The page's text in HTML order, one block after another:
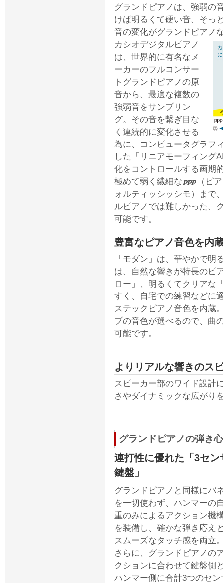
グランドピアノは、強弱の
けば明るくて硬い音、そっ
音の変化がグランドピアノ
カシオデジタルピアノ
は、世界的に有名なメ
ーカーのフルコンサー
トグランドピアノの原
音から、最適な複数の
強弱音をサンプリン
グ。その音を繋ぎ目な
く連続的に変化させる
為に、コンピュータグラフ
した「リニアモーフィング
化をコントロールする画期
極めて弱く繊細な
（ピ
ォルティッシッシモ）まで
ルピアノでは難しかった、
可能です。
豊富なピアノ音色を内
「モダン」は、華やかで明
は、自然な響きが特長のピ
ロー」、明るくてクリアな
すく、自宅での練習などに
ステックピアノ音色を内蔵
プの音色が選べるので、曲
可能です。
よりリアルな響きのス
スピーカー部のワイド設計
さやダイナミックな広がり
グランドピアノの弾き
連打性に優れた「3セ
鍵盤」
グランドピアノと同様にバ
を一切使わず、ハンマーの
重のみによるアクション機
を装備し、確かな弾き応え
スムーズなタッチ感を両立
さらに、グランドピアノの
クションに合わせて鍵盤側
ハンマー側に合計3つのセン